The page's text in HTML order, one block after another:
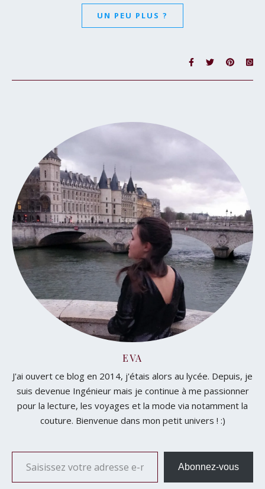
UN PEU PLUS ?
EVA
J'ai ouvert ce blog en 2014, j'étais alors au lycée. Depuis, je
suis devenue Ingénieur mais je continue à me passionner
pour la lecture, les voyages et la mode via notamment la
couture. Bienvenue dans mon petit univers ! :)
Saisissez votre adresse e-mail…
Abonnez-vous